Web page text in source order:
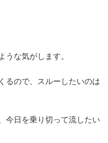
な気がします。
るので、スルーしたいのは
今日を乗り切って流したい